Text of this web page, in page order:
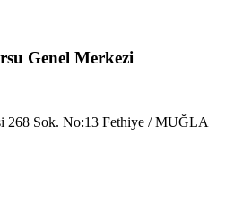
Genel Merkezi
268 Sok. No:13 Fethiye / MUĞLA